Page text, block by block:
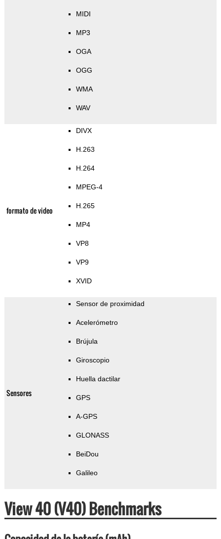
MIDI
MP3
OGA
OGG
WMA
WAV
formato de video
DIVX
H.263
H.264
MPEG-4
H.265
MP4
VP8
VP9
XVID
Sensores
Sensor de proximidad
Acelerómetro
Brújula
Giroscopio
Huella dactilar
GPS
A-GPS
GLONASS
BeiDou
Galileo
View 40 (V40) Benchmarks